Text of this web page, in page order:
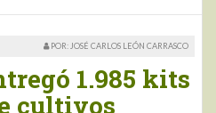
POR: JOSÉ CARLOS LEÓN CARRASCO
1.985 kits
cultivos